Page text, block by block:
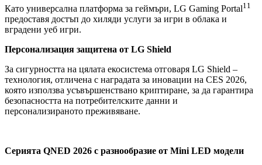
Като универсална платформа за геймъри, LG Gaming Portal11
предоставя достъп до хиляди услуги за игри в облака и
вградени уеб игри.
Персонализация защитена от LG Shield
За сигурността на цялата екосистема отговаря LG Shield –
технология, отличена с наградата за иновации на CES 2026,
която използва усъвършенствано криптиране, за да гарантира
безопасността на потребителските данни и
персонализираното преживяване.
Серията QNED 2026 с разнообразие от Mini LED модели